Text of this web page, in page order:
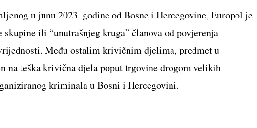
u junu 2023. godine od Bosne i Hercegovine, Europol je
ili “unutrašnjeg kruga” članova od povjerenja
Među ostalim krivičnim djelima, predmet u
na teška krivična djela poput trgovine drogom velikih
kriminala u Bosni i Hercegovini.